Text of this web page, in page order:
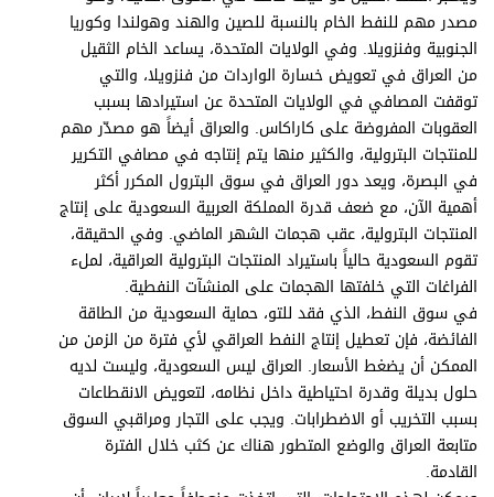
مصدر مهم للنفط الخام بالنسبة للصين والهند وهولندا وكوريا
الجنوبية وفنزويلا. وفي الولايات المتحدة، يساعد الخام الثقيل
من العراق في تعويض خسارة الواردات من فنزويلا، والتي
توقفت المصافي في الولايات المتحدة عن استيرادها بسبب
العقوبات المفروضة على كاراكاس. والعراق أيضاً هو مصدّر مهم
للمنتجات البترولية، والكثير منها يتم إنتاجه في مصافي التكرير
في البصرة، ويعد دور العراق في سوق البترول المكرر أكثر
أهمية الآن، مع ضعف قدرة المملكة العربية السعودية على إنتاج
المنتجات البترولية، عقب هجمات الشهر الماضي. وفي الحقيقة،
تقوم السعودية حالياً باستيراد المنتجات البترولية العراقية، لملء
الفراغات التي خلفتها الهجمات على المنشآت النفطية.
في سوق النفط، الذي فقد للتو، حماية السعودية من الطاقة
الفائضة، فإن تعطيل إنتاج النفط العراقي لأي فترة من الزمن من
الممكن أن يضغط الأسعار. العراق ليس السعودية، وليست لديه
حلول بديلة وقدرة احتياطية داخل نظامه، لتعويض الانقطاعات
بسبب التخريب أو الاضطرابات. ويجب على التجار ومراقبي السوق
متابعة العراق والوضع المتطور هناك عن كثب خلال الفترة
القادمة.